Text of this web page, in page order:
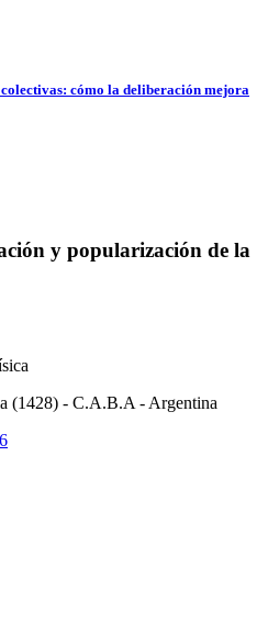
cómo la deliberación mejora
y popularización de la
(1428) - C.A.B.A - Argentina